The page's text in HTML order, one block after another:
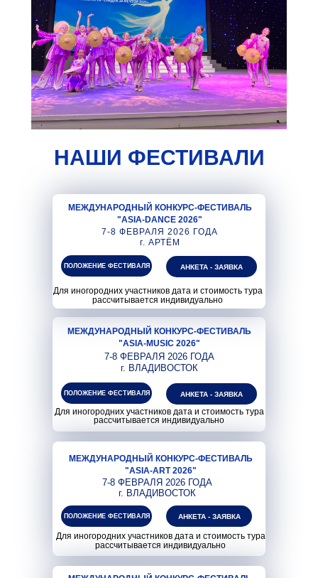
НАШИ ФЕСТИВАЛИ
МЕЖДУНАРОДНЫЙ КОНКУРС-ФЕСТИВАЛЬ
"ASIA-DANCE 2026"
МЕЖДУНАРОДНЫЙ КОНКУРС-ФЕСТИВАЛЬ
"ASIA-ART 2026"
МЕЖДУНАРОДНЫЙ КОНКУРС-ФЕСТИВАЛЬ
"ASIA-MUSIC 2026"
7-8 ФЕВРАЛЯ 2026 ГОДА
г. АРТЁМ
7-8 ФЕВРАЛЯ 2026 ГОДА
г. ВЛАДИВОСТОК
7-8 ФЕВРАЛЯ 2026 ГОДА
г. ВЛАДИВОСТОК
АНКЕТА - ЗАЯВКА
АНКЕТА - ЗАЯВКА
АНКЕТА - ЗАЯВКА
ПОЛОЖЕНИЕ ФЕСТИВАЛЯ
ПОЛОЖЕНИЕ ФЕСТИВАЛЯ
ПОЛОЖЕНИЕ ФЕСТИВАЛЯ
Для иногородних участников дата и стоимость тура
рассчитывается индивидуально
Для иногородних участников дата и стоимость тура
рассчитывается индивидуально
Для иногородних участников дата и стоимость тура
рассчитывается индивидуально